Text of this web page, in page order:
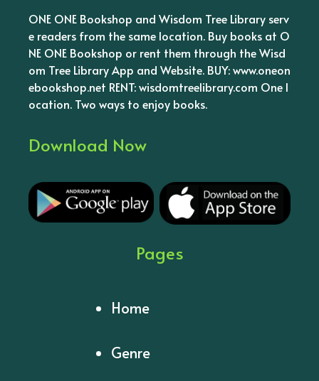
ONE ONE Bookshop and Wisdom Tree Library serv
e readers from the same location. Buy books at O
NE ONE Bookshop or rent them through the Wisd
om Tree Library App and Website. BUY: www.oneon
ebookshop.net RENT: wisdomtreelibrary.com One l
ocation. Two ways to enjoy books.
Download Now
Pages
Home
Genre